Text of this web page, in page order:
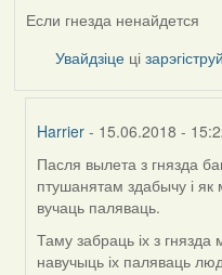
Если гнезда ненайдется
Увайдзіце ці
Harrier - 15.06.2018 -
In
reply
to
by
Виолетта
Пасля вылета з гнязда
птушанятам здабычу і
вучаць паляваць.
Таму забраць іх з
навучыць іх паляваць